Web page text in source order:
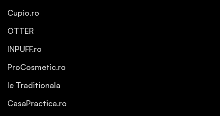
Cupio.ro
OTTER
INPUFF.ro
ProCosmetic.ro
Ie Traditionala
CasaPractica.ro